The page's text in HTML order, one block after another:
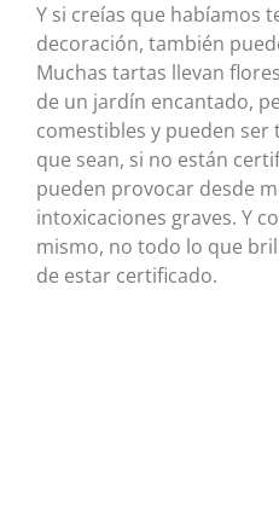
Y si creías que habíamos
decoración, también
Muchas tartas llevan
de un jardín encantado,
comestibles y pueden
que sean, si no están
pueden provocar desde
intoxicaciones graves. Y
mismo, no todo lo que
de estar certificado.